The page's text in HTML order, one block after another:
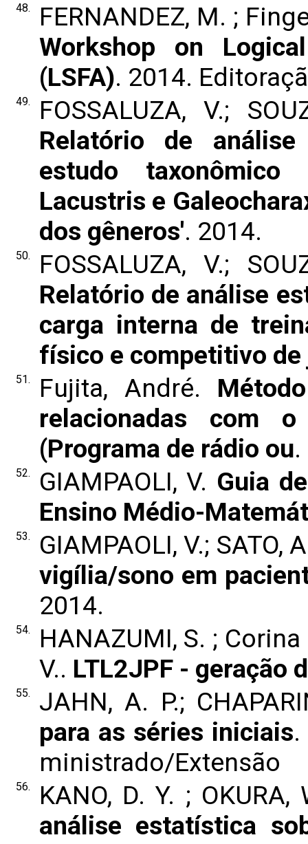
48.
FERNANDEZ, M. ;
Workshop on
(LSFA). 2014.
49.
FOSSALUZA, V.;
Relatório de
estudo
Lacustris e
dos gêneros'. 2014.
50.
FOSSALUZA, V.;
Relatório de análise
carga interna de
físico e competitivo de
51. Fujita, André.
relacionadas com
(Programa de rádio ou
52. GIAMPAOLI, V. Guia
Ensino Médio-
53.
GIAMPAOLI, V.; SATO,
vigília/sono em
2014.
54.
HANAZUMI, S. ;
V.. LTL2JPF - geração
55.
JAHN, A. P.;
para as séries iniciais
ministrado/Extensão
56.
KANO, D. Y. ;
análise estatística